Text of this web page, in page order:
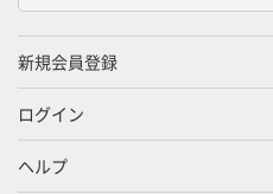
新規会員登録
ログイン
ヘルプ